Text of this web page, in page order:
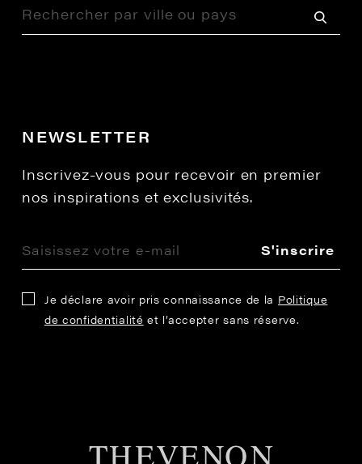
NEWSLETTER
Inscrivez-vous pour recevoir en premier
nos inspirations et exclusivités.
S'inscrire
Je déclare avoir pris connaissance de la Politique
de confidentialité et l’accepter sans réserve.